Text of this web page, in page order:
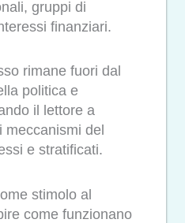
gruppi di
finanziari.
rimane fuori dal
politica e
il lettore a
meccanismi del
e stratificati.
stimolo al
come funzionano